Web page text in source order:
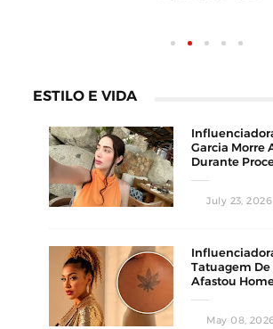
ESTILO E VIDA
Garcia Morre
Durante
July 23, 2026
Tatuagem De
Afastou
May 08,